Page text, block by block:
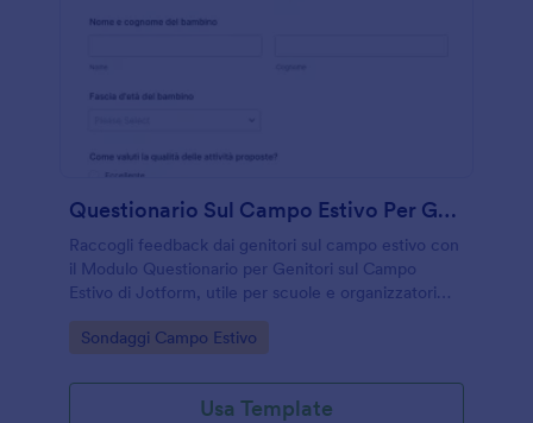
Questionario Sul Campo Estivo Per Genitori
Raccogli feedback dai genitori sul campo estivo con
il Modulo Questionario per Genitori sul Campo
Estivo di Jotform, utile per scuole e organizzatori
che vogliono migliorare attività, comunicazione e
esperienza complessiva.
Go to Category:
Sondaggi Campo Estivo
Usa Template